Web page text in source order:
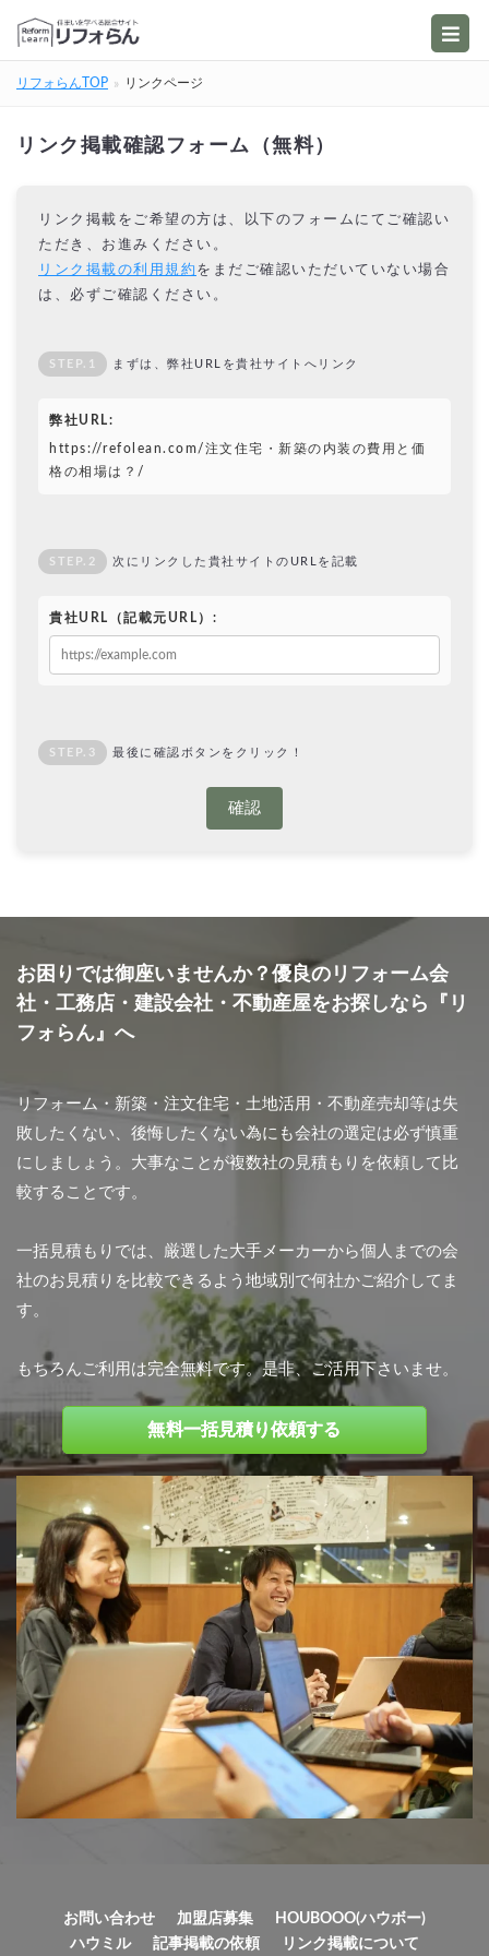
リフォらんTOP リンクページ
リンク掲載確認フォーム（無料）
リンク掲載をご希望の方は、以下のフォームにてご確認い
ただき、お進みください。
リンク掲載の利用規約 をまだご確認いただいていない場合
は、必ずご確認ください。
STEP.1 まずは、弊社URLを貴社サイトへリンク
弊社URL:
https://refolean.com/注文住宅・新築の内装の費用と価
格の相場は？/
STEP.2 次にリンクした貴社サイトのURLを記載
貴社URL（記載元URL）:
STEP.3 最後に確認ボタンをクリック！
確認
お困りでは御座いませんか？優良のリフォーム会
社・工務店・建設会社・不動産屋をお探しなら『リ
フォらん』へ
リフォーム・新築・注文住宅・土地活用・不動産売却等は失
敗したくない、後悔したくない為にも会社の選定は必ず慎重
にしましょう。大事なことが複数社の見積もりを依頼して比
較することです。
一括見積もりでは、厳選した大手メーカーから個人までの会
社のお見積りを比較できるよう地域別で何社かご紹介してま
す。
もちろんご利用は完全無料です。是非、ご活用下さいませ。
無料一括見積り依頼する
お問い合わせ 加盟店募集
HOUBOOO(ハウボー)
ハウミル
記事掲載の依頼 リンク掲載について